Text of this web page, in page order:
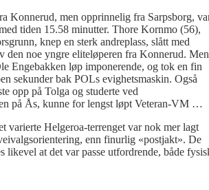
Konnerud, men opprinnelig fra Sarpsborg,
tiden 15.58 minutter. Thore Kornmo (56),
knep en sterk andreplass, slått med
den noe yngre eliteløperen fra Konnerud. Men
Engebakken løp imponerende, og tok en fin
sekunder bak POLs evighetsmaskin. Også
opp på Tolga og studerte ved
på Ås, kunne for lengst løpt Veteran-VM …
varierte Helgeroa-terrenget var nok mer lagt
enn finurlig «postjakt». De
likevel at det var passe utfordrende, både